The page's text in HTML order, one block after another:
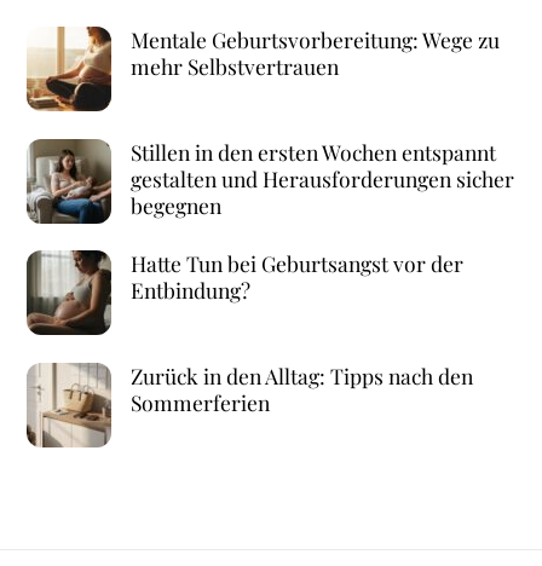
Mentale Geburtsvorbereitung: Wege zu
mehr Selbstvertrauen
Stillen in den ersten Wochen entspannt
gestalten und Herausforderungen sicher
begegnen
Hatte Tun bei Geburtsangst vor der
Entbindung?
Zurück in den Alltag: Tipps nach den
Sommerferien